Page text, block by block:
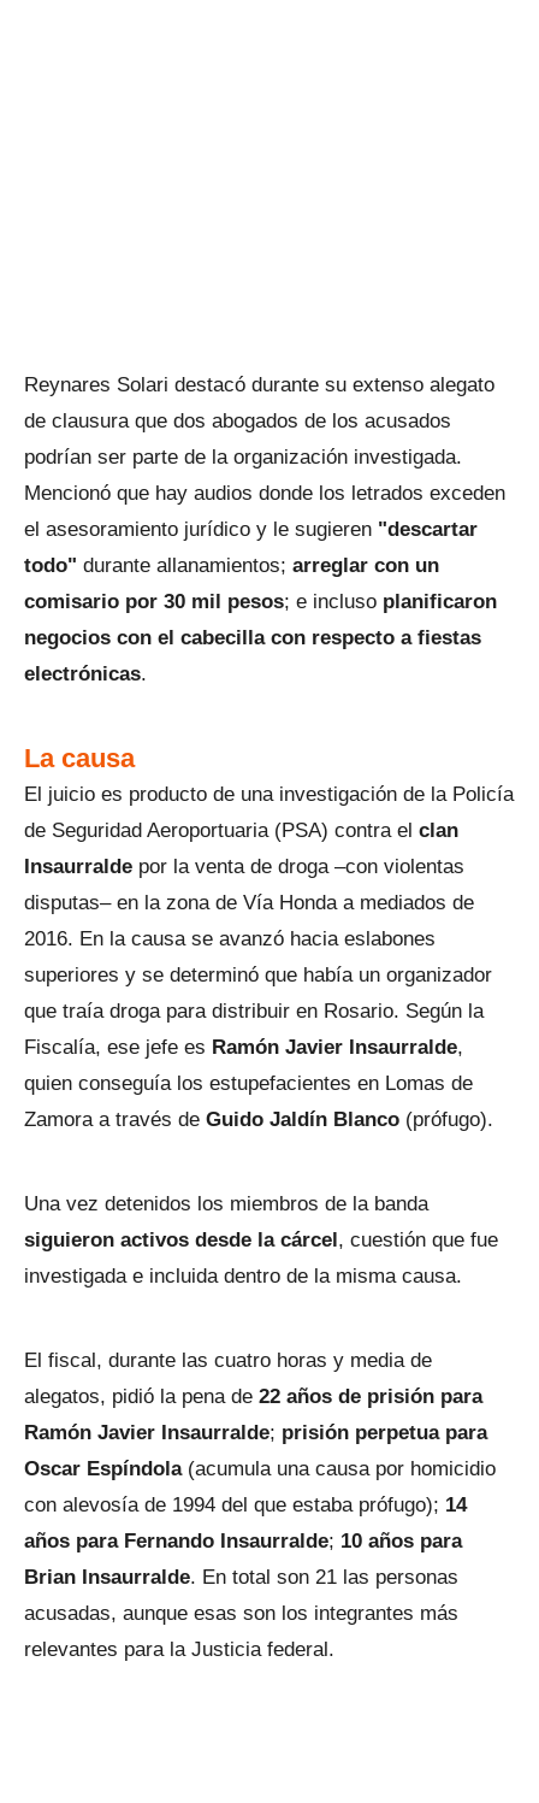
Reynares Solari destacó durante su extenso alegato
de clausura que dos abogados de los acusados
podrían ser parte de la organización investigada.
Mencionó que hay audios donde los letrados exceden
el asesoramiento jurídico y le sugieren "descartar
todo" durante allanamientos; arreglar con un
comisario por 30 mil pesos; e incluso planificaron
negocios con el cabecilla con respecto a fiestas
electrónicas.
La causa
El juicio es producto de una investigación de la Policía
de Seguridad Aeroportuaria (PSA) contra el clan
Insaurralde por la venta de droga –con violentas
disputas– en la zona de Vía Honda a mediados de
2016. En la causa se avanzó hacia eslabones
superiores y se determinó que había un organizador
que traía droga para distribuir en Rosario. Según la
Fiscalía, ese jefe es Ramón Javier Insaurralde,
quien conseguía los estupefacientes en Lomas de
Zamora a través de Guido Jaldín Blanco (prófugo).
Una vez detenidos los miembros de la banda
siguieron activos desde la cárcel, cuestión que fue
investigada e incluida dentro de la misma causa.
El fiscal, durante las cuatro horas y media de
alegatos, pidió la pena de 22 años de prisión para
Ramón Javier Insaurralde; prisión perpetua para
Oscar Espíndola(acumula una causa por homicidio
con alevosía de 1994 del que estaba prófugo); 14
años para Fernando Insaurralde; 10 años para
Brian Insaurralde. En total son 21 las personas
acusadas, aunque esas son los integrantes más
relevantes para la Justicia federal.